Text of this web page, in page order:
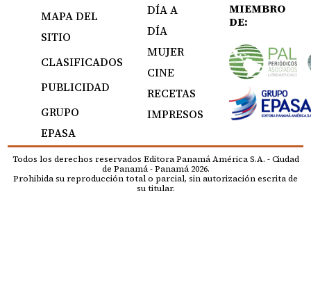
MAPA DEL
SITIO
CLASIFICADOS
PUBLICIDAD
GRUPO
EPASA
DÍA A
DÍA
MUJER
CINE
RECETAS
IMPRESOS
MIEMBRO
DE:
Todos los derechos reservados Editora Panamá América S.A. - Ciudad
de Panamá - Panamá 2026.
Prohibida su reproducción total o parcial, sin autorización escrita de
su titular.